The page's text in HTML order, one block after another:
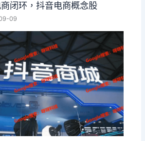
闭环，抖音电商概念股
09